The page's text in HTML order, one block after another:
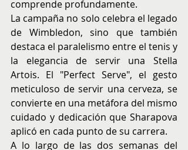
comprende profundamente.
La campaña no solo celebra el legado
de Wimbledon, sino que también
destaca el paralelismo entre el tenis y
la elegancia de servir una Stella
Artois. El "Perfect Serve", el gesto
meticuloso de servir una cerveza, se
convierte en una metáfora del mismo
cuidado y dedicación que Sharapova
aplicó en cada punto de su carrera.
A lo largo de las dos semanas del